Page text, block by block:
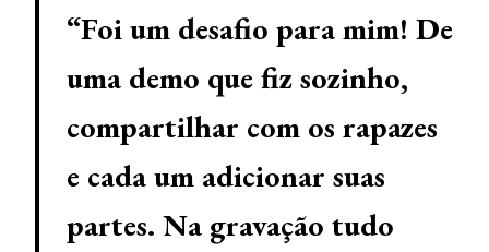
“Foi um desafio para mim! De
uma demo que fiz sozinho,
compartilhar com os rapazes
e cada um adicionar suas
partes. Na gravação tudo